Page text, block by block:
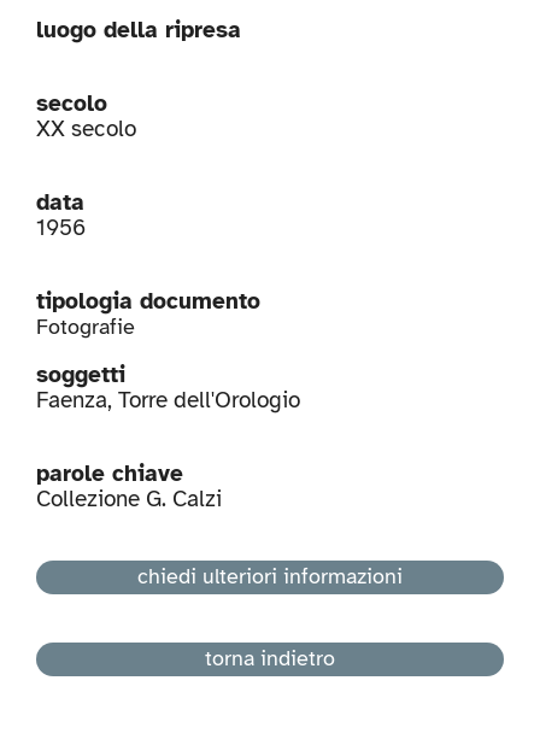
luogo della ripresa
secolo
XX secolo
data
1956
tipologia documento
Fotografie
soggetti
Faenza, Torre dell'Orologio
parole chiave
Collezione G. Calzi
chiedi ulteriori informazioni
torna indietro